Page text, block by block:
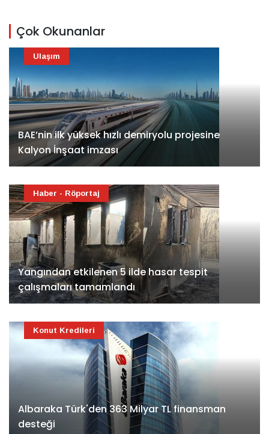
Çok Okunanlar
BAE’nin ilk yüksek hızlı demiryolu projesine
Kalyon İnşaat imzası
Ulaşım
Yangından etkilenen 5 ilde hasar tespit
çalışmaları tamamlandı
Haber - Röportaj
Albaraka Türk'den 363 Milyar TL finansman
desteği
Konut Kredileri